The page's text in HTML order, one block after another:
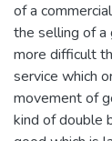
of a
the selling of a
more difficult
service which
movement of
kind of double